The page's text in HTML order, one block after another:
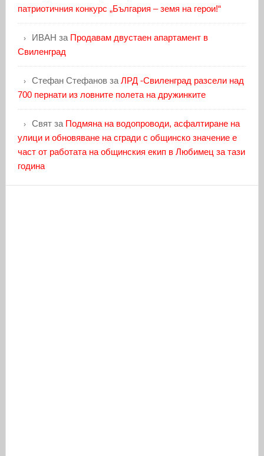
патриотичния конкурс „България – земя на герои!“
ИВАН за Продавам двустаен апартамент в
Свиленград
Стефан Стефановза ЛРД -Свиленград разсели над
700 пернати из ловните полета на дружинките
Святза Подмяна на водопроводи, асфалтиране на
улици и обновяване на сгради с общинско значение е
част от работата на общинския екип в Любимец за тази
година